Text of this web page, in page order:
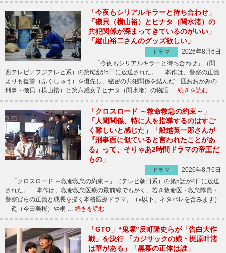
「今夜もシリアルキラーと待ち合わせ」
「磯貝（横山裕）とヒナタ（関水渚）の
共犯関係が深まってきているのがいい」
「縦山裕二さんのグッズ欲しい」
ドラマ
2026年8月6日
「今夜もシリアルキラーと待ち合わせ」（関
西テレビ／フジテレビ系）の第6話が5日に放送された。 本作は、警察の正義
よりも復讐（ふくしゅう）を優先し、秘密の共犯関係を結んだ一匹おおかみの
刑事・磯貝（横山裕）と第六感女子ヒナタ（関水渚）の物語 … 続きを読む
「クロスロード ～救命救急の約束～」
「人間関係、特に人を指導するのはすご
く難しいと感じた」「船越英一郎さんが
『刑事面に似ていると言われたことがあ
る』って、そりゃあ2時間ドラマの帝王だ
もの」
ドラマ
2026年8月6日
「クロスロード ～救命救急の約束～」（テレビ朝日系）の第5話が4日に放送
された。 本作は、救命救急医療の最前線でもがく、若き救命医・救急隊員・
警察官らの正義と成長を描く本格医療ドラマ。（※以下、ネタバレを含みます）
遥（今田美桜）や桐 … 続きを読む
「GTO」“鬼塚”反町隆史らが「告白大作
戦」を決行 「カジサックの娘・梶原叶渚
は華がある」「黒幕の正体は誰」